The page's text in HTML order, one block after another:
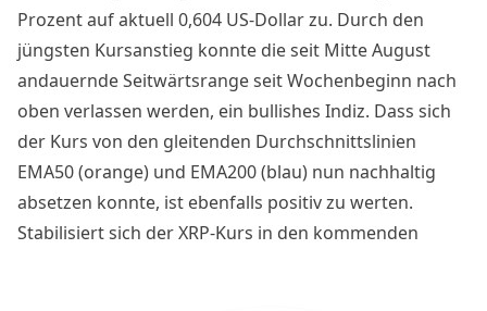
Prozent auf aktuell 0,604 US-Dollar zu. Durch den
jüngsten Kursanstieg konnte die seit Mitte August
andauernde Seitwärtsrange seit Wochenbeginn nach
oben verlassen werden, ein bullishes Indiz. Dass sich
der Kurs von den gleitenden Durchschnittslinien
EMA50 (orange) und EMA200 (blau) nun nachhaltig
absetzen konnte, ist ebenfalls positiv zu werten.
Stabilisiert sich der XRP-Kurs in den kommenden